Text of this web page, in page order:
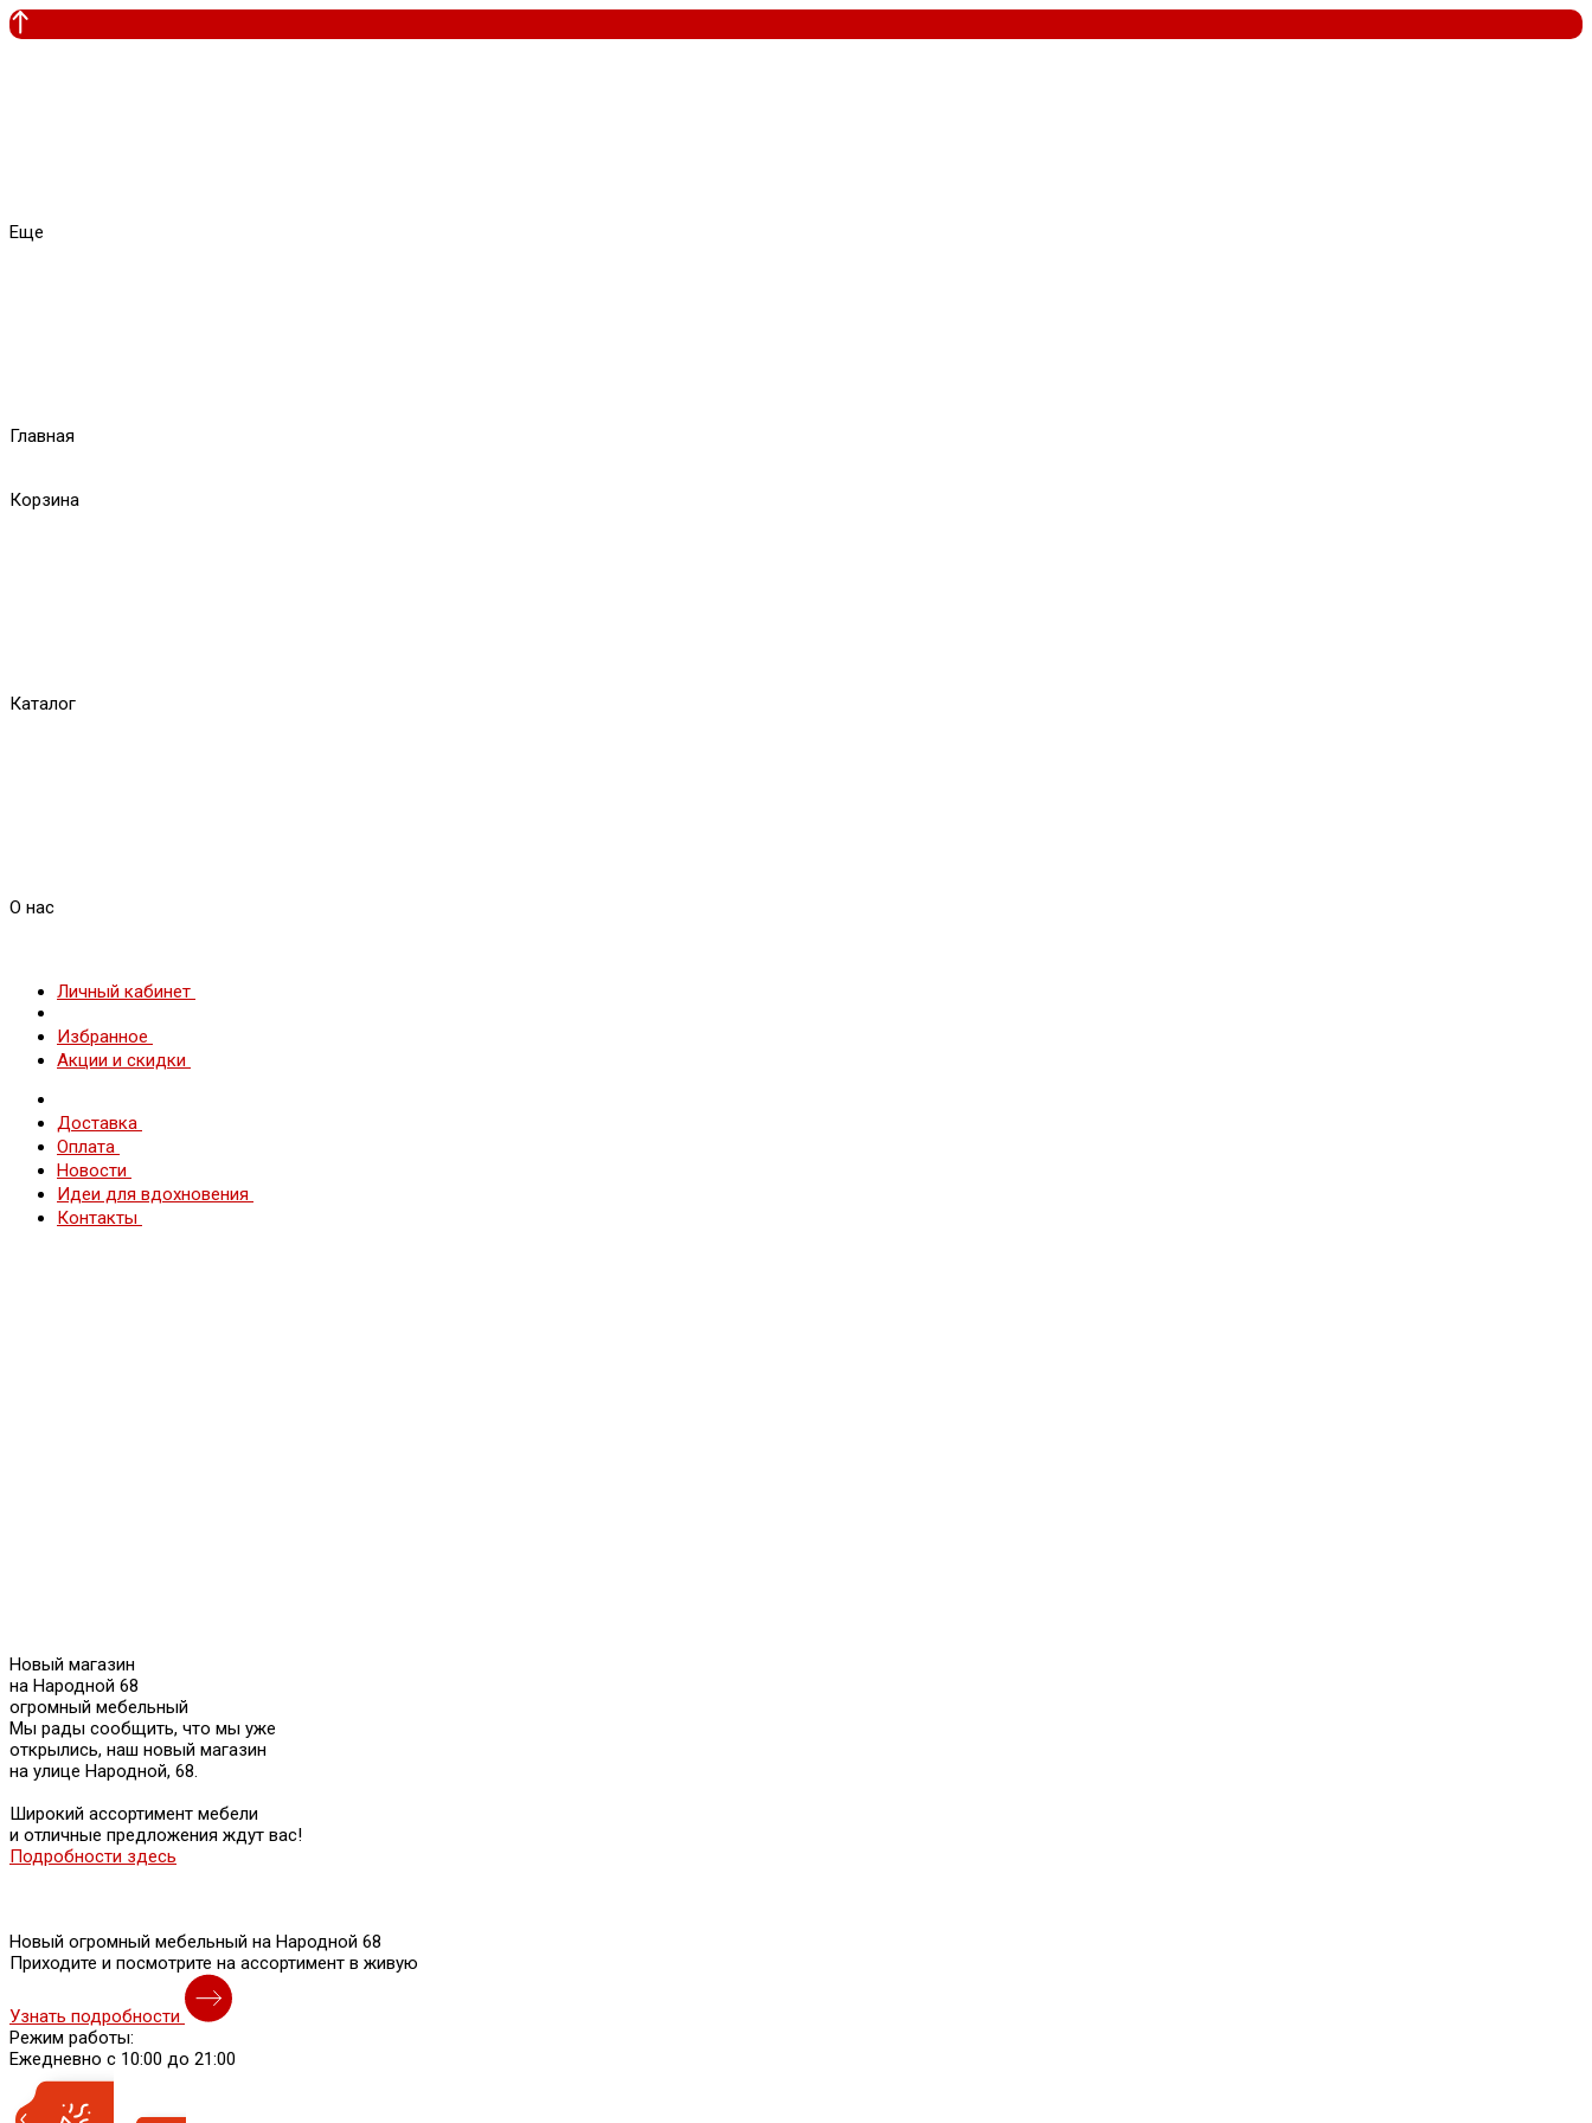
Еще
Главная
Корзина
Каталог
О нас
Личный кабинет
Избранное
Акции и скидки
Доставка
Оплата
Новости
Идеи для вдохновения
Контакты
Новый магазин
на Народной 68
огромный мебельный
Мы рады сообщить, что мы уже
открылись, наш новый магазин
на улице Народной, 68.
Широкий ассортимент мебели
и отличные предложения ждут вас!
Подробности здесь
Новый огромный мебельный на Народной 68
Приходите и посмотрите на ассортимент в живую
Узнать подробности
Режим работы:
Ежедневно с 10:00 до 21:00